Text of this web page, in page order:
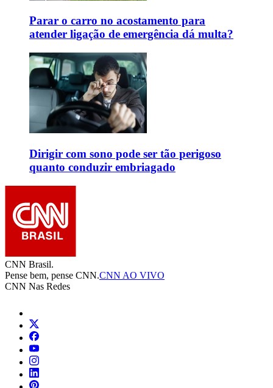
Parar o carro no acostamento para
atender ligação de emergência dá multa?
Dirigir com sono pode ser tão perigoso
quanto conduzir embriagado
CNN Brasil.
Pense bem, pense CNN.CNN AO VIVO
CNN Nas Redes